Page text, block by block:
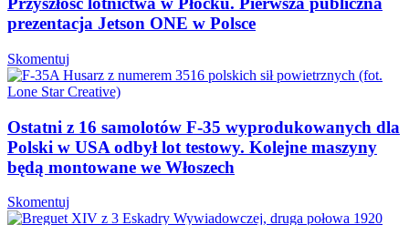
prezentacja Jetson ONE w Polsce
Skomentuj
Ostatni z 16 samolotów F-35 wyprodukowanych dla
Polski w USA odbył lot testowy. Kolejne maszyny
będą montowane we Włoszech
Skomentuj